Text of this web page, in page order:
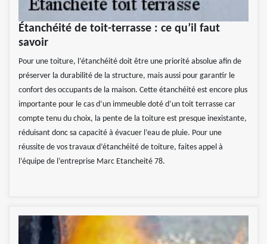
Étanchéité de toit-terrasse : ce qu’il faut
savoir
Pour une toiture, l’étanchéité doit être une priorité absolue afin de
préserver la durabilité de la structure, mais aussi pour garantir le
confort des occupants de la maison. Cette étanchéité est encore plus
importante pour le cas d’un immeuble doté d’un toit terrasse car
compte tenu du choix, la pente de la toiture est presque inexistante,
réduisant donc sa capacité à évacuer l’eau de pluie. Pour une
réussite de vos travaux d’étanchéité de toiture, faites appel à
l’équipe de l’entreprise Marc Etancheité 78.